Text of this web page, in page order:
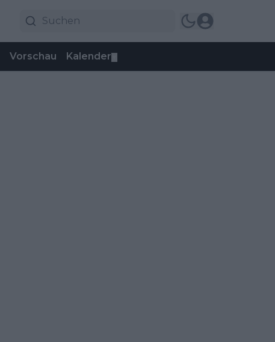
Vorschau Kalender